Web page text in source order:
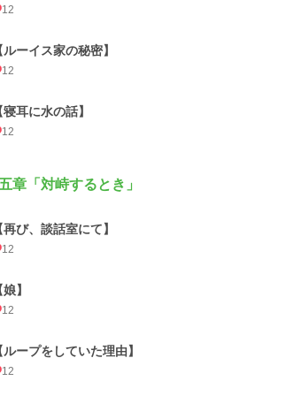
12
ルーイス家の秘密】
12
寝耳に水の話】
12
章「対峙するとき」
再び、談話室にて】
12
】
12
ループをしていた理由】
12